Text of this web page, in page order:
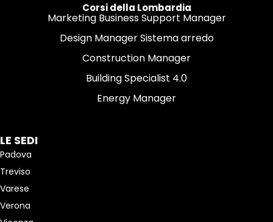
Corsi della Lombardia
Marketing Business Support Manager
Design Manager Sistema arredo
Construction Manager
Building Specialist 4.0
Energy Manager
LE SEDI
Padova
Treviso
Varese
Verona